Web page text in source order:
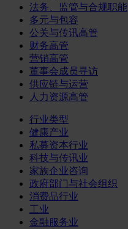
法务、监管与合规职能
多元与包容
公关与传讯高管
财务高管
营销高管
董事会成员寻访
供应链与运营
人力资源高管
行业类型
健康产业
私募资本行业
科技与传讯业
家族企业咨询
政府部门与社会组织
消费品行业
工业
金融服务业